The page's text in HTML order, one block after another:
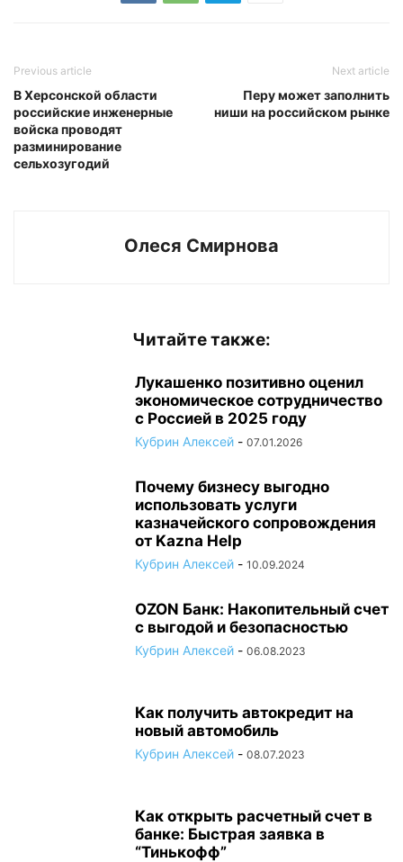
Previous article
В Херсонской области
российские инженерные
войска проводят
разминирование
сельхозугодий
Next article
Перу может заполнить
ниши на российском рынке
Олеся Смирнова
Читайте также:
Лукашенко позитивно оценил
экономическое сотрудничество
с Россией в 2025 году
Кубрин Алексей - 07.01.2026
Почему бизнесу выгодно
использовать услуги
казначейского сопровождения
от Kazna Help
Кубрин Алексей - 10.09.2024
OZON Банк: Накопительный счет
с выгодой и безопасностью
Кубрин Алексей - 06.08.2023
Как получить автокредит на
новый автомобиль
Кубрин Алексей - 08.07.2023
Как открыть расчетный счет в
банке: Быстрая заявка в
“Тинькофф”